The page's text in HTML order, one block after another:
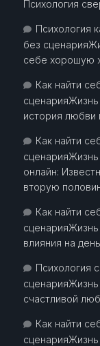
Психология
Психология
без
себе хорошую
Как найти
история любви
Как найти
онлайн:
вторую
Как найти
влияния на
Психология
счастливой
Как найти